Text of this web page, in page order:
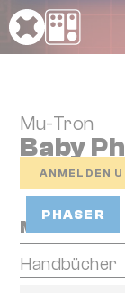
Cookie-
Mu-Tron
Baby
ANMELDEN
PHASER
Media
Handbücher